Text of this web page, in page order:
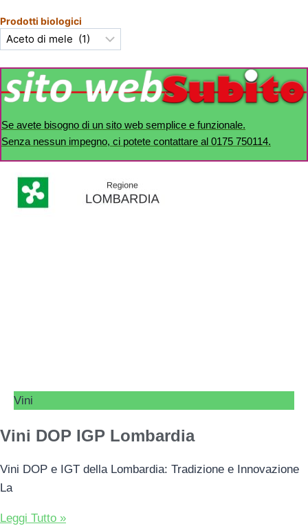
Prodotti biologici
Se avete bisogno di un sito web semplice e funzionale.
Senza nessun impegno, ci potete contattare al 0175 750114.
Vini
Vini DOP IGP Lombardia
Vini DOP e IGT della Lombardia: Tradizione e Innovazione
La
Leggi Tutto »